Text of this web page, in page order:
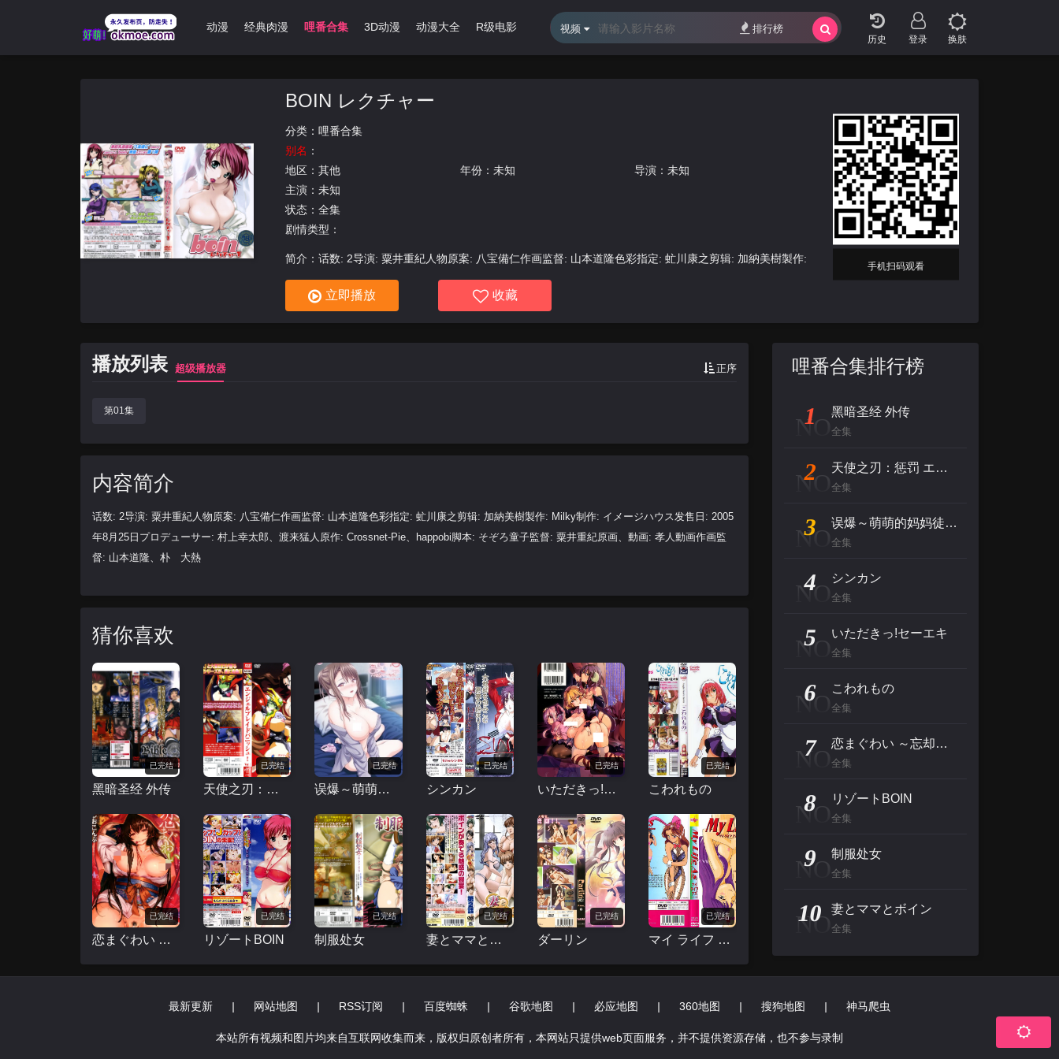
首页 无限动漫 经典肉漫 哩番合集 3D动漫 动漫大全 R级电影 影视大全 热播剧 影视专题 最近更新 排行榜
登录 换肤
视频 排行榜
BOIN レクチャー
分类： 哩番合集
别名 ：
地区： 其他 年份：未知
导演：未知
主演：未知
状态：全集
剧情类型：
简介：话数: 2导演: 粟井重紀人物原案: 八宝備仁作画监督: 山本道隆色彩指定: 虻川康之剪辑: 加納美樹製作:
Milky制作: イメージハウス发售日: 2005年8月25日プロデューサー: 村上幸太郎
立即播放 收藏
手机扫码观看
播放列表 超级播放器 正序
第01集
内容简介
话数: 2导演: 粟井重紀人物原案: 八宝備仁作画监督: 山本道隆色彩指定: 虻川康之剪辑: 加納美樹製作: Milky制作: イメージハウス发售日: 2005
年8月25日プロデューサー: 村上幸太郎、渡来猛人原作: Crossnet-Pie、happobi脚本: そぞろ童子監督: 粟井重紀原画、動画: 孝人動画作画監
督: 山本道隆、朴 大熱
猜你喜欢
已完结
黑暗圣经 外传
已完结
天使之刃：惩罚 エンジェルブレイド パニッシュ!
已完结
误爆～萌萌的妈妈徒然～ 2
已完结
シンカン
已完结
いただきっ!セーエキ
已完结
こわれもの
已完结
恋まぐわい ～忘却の妖狐
已完结
リゾートBOIN
已完结
制服处女
已完结
妻とママとボイン
已完结
ダーリン
已完结
マイ ライフ アズ
哩番合集排行榜
NO
1 黑暗圣经 外传
全集
NO
2 天使之刃：惩罚 エンジェルブレイド パニッシュ!
全集
NO
3 误爆～萌萌的妈妈徒然～ 2
全集
NO
4 シンカン
全集
NO
5 いただきっ!セーエキ
全集
NO
6 こわれもの
全集
NO
7 恋まぐわい ～忘却の妖狐
全集
NO
8 リゾートBOIN
全集
NO
9 制服处女
全集
NO
10 妻とママとボイン
全集
最新更新 | 网站地图 | RSS订阅 | 百度蜘蛛 | 谷歌地图 | 必应地图 | 360地图 | 搜狗地图 | 神马爬虫
本站所有视频和图片均来自互联网收集而来，版权归原创者所有，本网站只提供web页面服务，并不提供资源存储，也不参与录制